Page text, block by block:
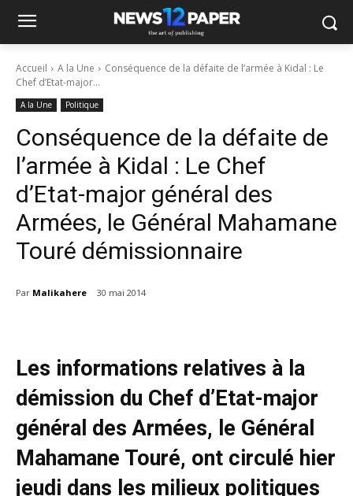
Accueil A la Une
Conséquence de la défaite de l’armée à Kidal : Le
Chef d’Etat-major...
A la Une Politique
Conséquence de la défaite de
l’armée à Kidal : Le Chef
d’Etat-major général des
Armées, le Général Mahamane
Touré démissionnaire
Par Malikahere 30 mai 2014
Les informations relatives à la
démission du Chef d’Etat-major
général des Armées, le Général
Mahamane Touré, ont circulé hier
jeudi dans les milieux politiques